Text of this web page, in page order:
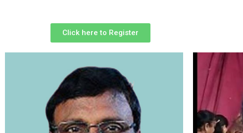
Click here to Register